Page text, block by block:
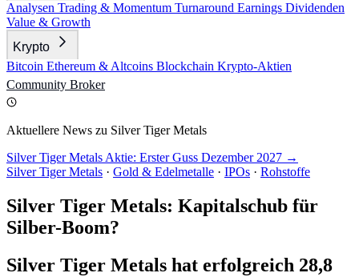
Analysen Trading & Momentum Turnaround Earnings Dividenden
Value & Growth
Krypto
Bitcoin Ethereum & Altcoins Blockchain Krypto-Aktien
Community Broker
Aktuellere News zu Silver Tiger Metals
Silver Tiger Metals Aktie: Erster Guss Dezember 2027 →
Silver Tiger Metals · Gold & Edelmetalle · IPOs · Rohstoffe
Silver Tiger Metals: Kapitalschub für
Silber-Boom?
Silver Tiger Metals hat erfolgreich 28,8